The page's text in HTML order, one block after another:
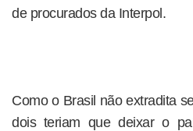
de procurados da Interpol.
Como o Brasil não extradita
dois teriam que deixar o